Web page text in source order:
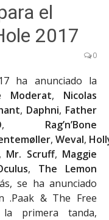
el
2017
0
ha anunciado la
Moderat, Nicolas
, Daphni, Father
, Rag’n’Bone
, Weval,
Mr. Scruff, Maggie
, The Lemon
se ha anunciado
.Paak & The Free
la primera tanda,